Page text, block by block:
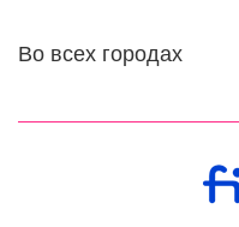
Во всех городах